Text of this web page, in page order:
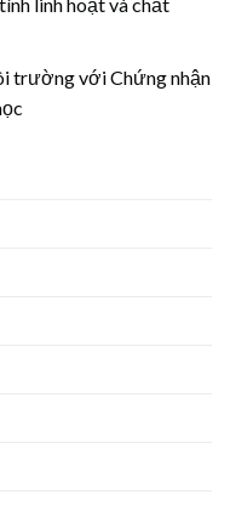
trường với Chứng nhận